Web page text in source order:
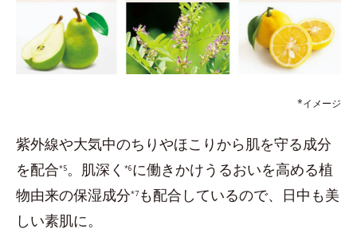
*イメージ
紫外線や大気中のちりやほこりから肌を守る成分
を配合*5。肌深く *6に働きかけうるおいを高める植
物由来の保湿成分*7 も配合しているので、日中も美
しい素肌に。